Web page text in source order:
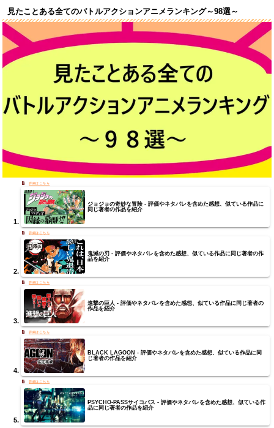
見たことある全てのバトルアクションアニメランキング～98選～
ジョジョの奇妙な冒険 - 評価やネタバレを含めた感想、似ている作品に
同じ著者の作品を紹介
鬼滅の刃 - 評価やネタバレを含めた感想、似ている作品に同じ著者の作
品を紹介
進撃の巨人 - 評価やネタバレを含めた感想、似ている作品に同じ著者の
作品を紹介
BLACK LAGOON - 評価やネタバレを含めた感想、似ている作品に同
じ著者の作品を紹介
PSYCHO-PASSサイコパス - 評価やネタバレを含めた感想、似ている作
品に同じ著者の作品を紹介